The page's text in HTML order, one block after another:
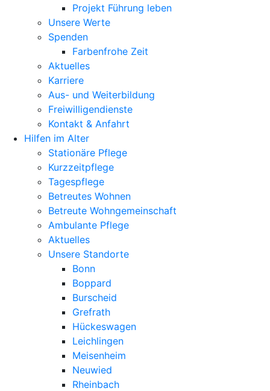
Projekt Führung leben
Unsere Werte
Spenden
Farbenfrohe Zeit
Aktuelles
Karriere
Aus- und Weiterbildung
Freiwilligendienste
Kontakt & Anfahrt
Hilfen im Alter
Stationäre Pflege
Kurzzeitpflege
Tagespflege
Betreutes Wohnen
Betreute Wohngemeinschaft
Ambulante Pflege
Aktuelles
Unsere Standorte
Bonn
Boppard
Burscheid
Grefrath
Hückeswagen
Leichlingen
Meisenheim
Neuwied
Rheinbach